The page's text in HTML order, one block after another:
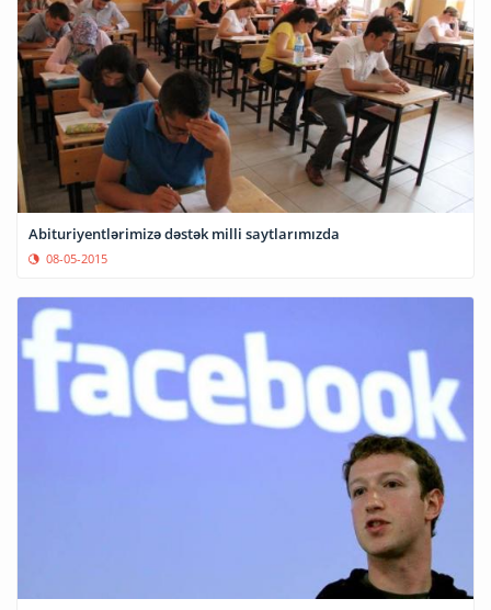
Abituriyentlərimizə dəstək milli saytlarımızda
08-05-2015